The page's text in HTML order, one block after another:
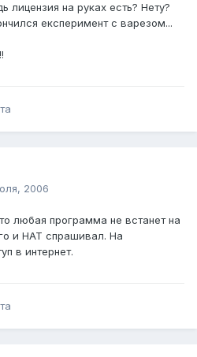
лицензия на руках есть? Нету?
експеримент с варезом...
2006
любая программа не встанет на
и НАТ спрашивал. На
в интернет.